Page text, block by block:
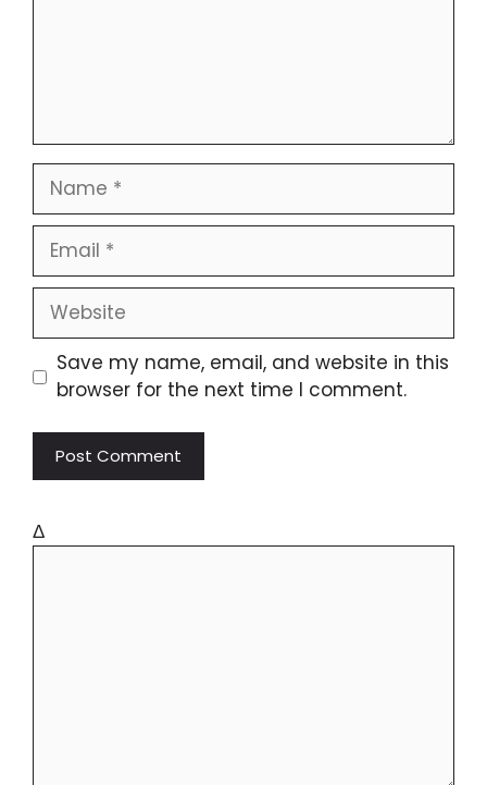
Save my name, email, and website in this
browser for the next time I comment.
Δ